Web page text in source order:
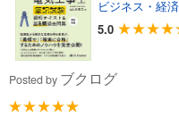
ビジネス・経済
5.0
Posted by ブクログ